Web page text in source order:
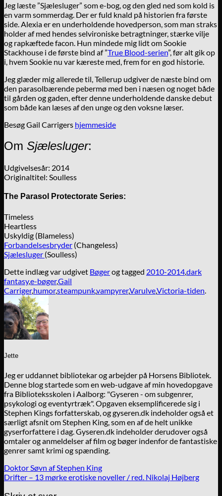
Jeg læste ”Sjælesluger” som e-bog, og den gled ned som kold is
en varm sommerdag. Der er fuld knald på historien fra første
side. Alexia er en underholdende hovedperson, som man straks
holder af med hendes selvironiske betragtninger, stærke vilje
og rapkæftede facon. Hun mindede mig lidt om Sookie
Stackhouse i de første bind af ”True Blood-serien”, før alt gik op
i, hvem Sookie nu var kæreste med, frem for en god historie.
Jeg glæder mig allerede til, Tellerup udgiver de næste bind om
den parasolbærende pebermø med ben i næsen og noget både
til gården og gaden, efter denne underholdende danske debut
som både kan læses af den unge og den voksne læser.
Besøg Gail Carrigers hjemmeside
Om Sjælesluger:
Udgivelsesår: 2014
Originaltitel: Soulless
The Parasol Protectorate Series:
Timeless
Heartless
Uskyldig (Blameless)
Forbandelsesbryder (Changeless)
Sjælesluger (Soulless)
Dette indlæg var udgivet Bøgerog tagged 2010-2014dark
fantasy,e-bøger,Gail
Carriger,humor,steampunkvampyrer,VarulveVictoria-tiden
Jette
Jeg er uddannet bibliotekar og arbejder på Horsens Bibliotek.
Denne blog startede som en web-udgave af min hovedopgave
fra Biblioteksskolen i Aalborg: "Gyseren - om subgenrer,
psykologi og eventyrtræk". Opgaven eksemplificerede sig i
Stephen Kings forfatterskab, og gyseren.dk indeholder også et
særligt afsnit om Stephen King, som en af de helt unikke
gyserforfattere i dag. Gyseren.dk indeholder derudover også
omtaler og anmeldelser af film og bøger indenfor de fantastiske
genrer samt krimi og spænding.
Doktor Søvn af Stephen King
Drifter – 13 mørke erotiske noveller / red. Nikolaj Højberg